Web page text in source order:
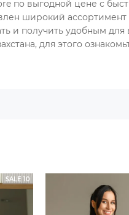
по выгодной цене с
широкий ассортимент
и получить удобным для
для этого
SALE 10